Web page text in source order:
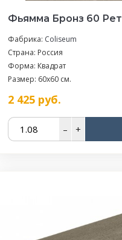
Фьямма Бронз 60 Рет
Фабрика: Coliseum
Страна: Россия
Форма: Квадрат
Размер: 60x60 см.
2 425 руб.
– +